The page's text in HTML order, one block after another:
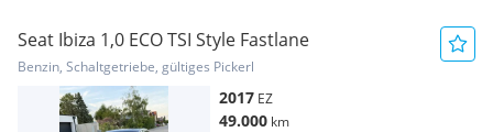
Seat Ibiza 1,0 ECO TSI Style Fastlane
Benzin, Schaltgetriebe, gültiges Pickerl
2017 EZ
49.000 km